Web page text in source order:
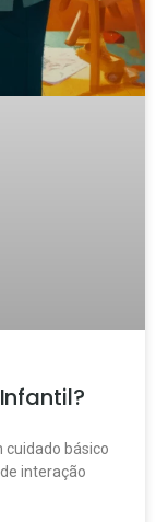
cuidado básico
interação